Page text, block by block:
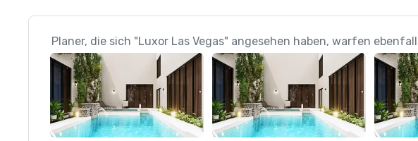
Planer, die sich "Luxor Las Vegas" angesehen haben, warfen